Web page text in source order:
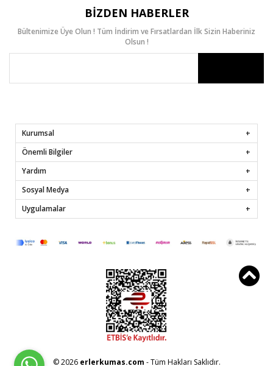
BIZDEN HABERLER
Bültenimize Üye Olun ! Tüm İndirim ve Fırsatlardan İlk Sizin Haberiniz
Olsun !
Kurumsal
Önemli Bilgiler
Yardım
Sosyal Medya
Uygulamalar
© 2026 erlerkumas.com - Tüm Hakları Saklıdır.